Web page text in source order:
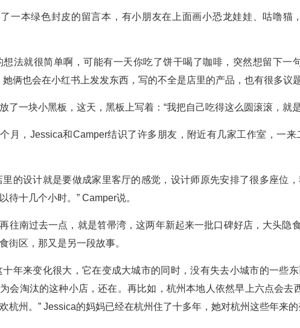
一本绿色封皮的留言本，有小朋友在上面画小恐龙娃娃、咕噜
想法就很简单啊，可能有一天你吃了饼干喝了咖啡，突然想留下
俩也会在小红书上发发东西，写的不全是店里的产品，也有很多议
了一块小黑板，这天，黑板上写着：“我把自己吃得这么圆滚滚，就
月，Jessica和Camper结识了许多朋友，附近有几家工作室，一
里的设计就是要做成家里客厅的感觉，设计师原先安排了很多座位
待十几个小时。” Camper说。
往南过去一点，就是笤帚湾，这两年新起来一批口碑好店，大头
街区，那又是另一段故事。
十年来变化很大，它在变成大城市的同时，没有失去小城市的一些
会淘汰的这种小店，还在。再比如，杭州本地人依然早上六点会去
杭州。” Jessica的妈妈已经在杭州住了十多年，她对杭州这些年来的